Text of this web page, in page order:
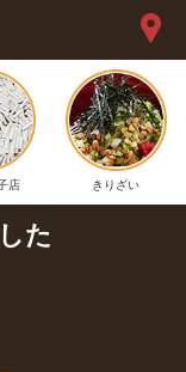
店 きりざい
た